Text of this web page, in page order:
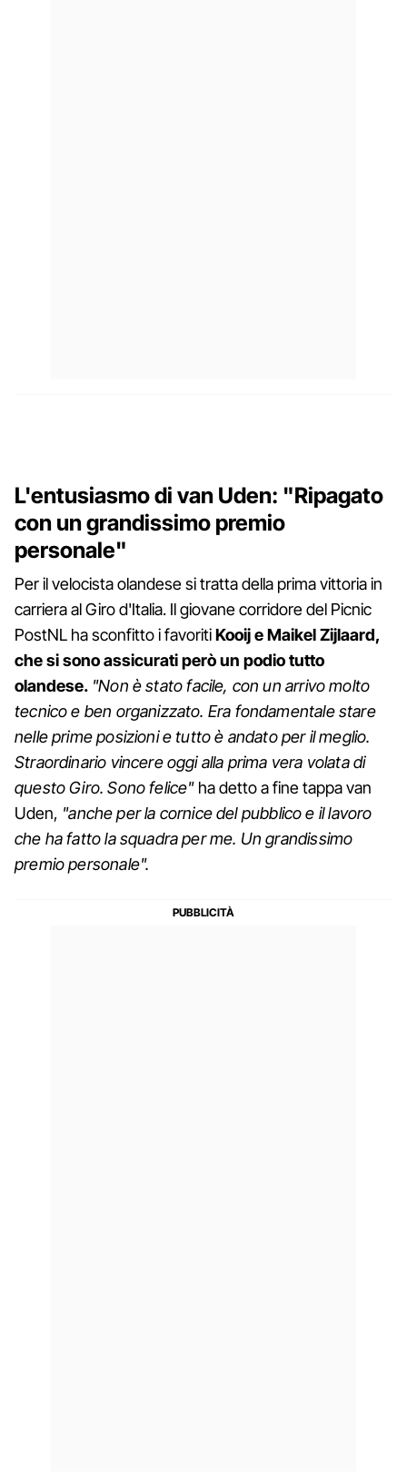
L'entusiasmo di van Uden: "Ripagato
con un grandissimo premio
personale"
Per il velocista olandese si tratta della prima vittoria in
carriera al Giro d'Italia. Il giovane corridore del Picnic
PostNL ha sconfitto i favoritiKooij e Maikel Zijlaard,
che si sono assicurati però un podio tutto
olandese. "Non è stato facile, con un arrivo molto
tecnico e ben organizzato. Era fondamentale stare
nelle prime posizioni e tutto è andato per il meglio.
Straordinario vincere oggi alla prima vera volata di
questo Giro. Sono felice"ha detto a fine tappa van
Uden, "anche per la cornice del pubblico e il lavoro
che ha fatto la squadra per me. Un grandissimo
premio personale".